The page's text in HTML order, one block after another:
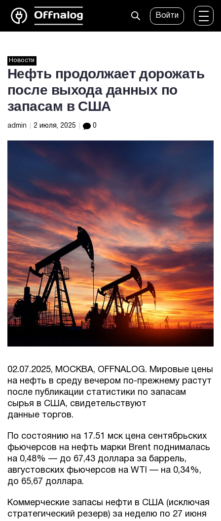
Войти
Новости
Нефть продолжает дорожать
после выхода данных по
запасам в США
admin 2 июля, 2025 0
02.07.2025, МОСКВА, OFFNALOG. Мировые цены
на нефть в среду вечером по-прежнему растут
после публикации статистики по запасам
сырья в США, свидетельствуют
данные торгов.
По состоянию на 17.51 мск цена сентябрьских
фьючерсов на нефть марки Brent поднималась
на 0,48% — до 67,43 доллара за баррель,
августовских фьючерсов на WTI — на 0,34%,
до 65,67 доллара.
Коммерческие запасы нефти в США (исключая
стратегический резерв) за неделю по 27 июня